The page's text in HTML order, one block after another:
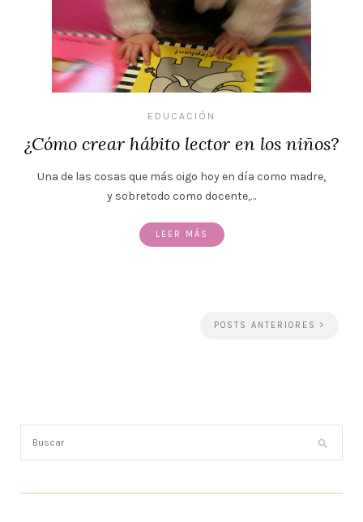
EDUCACIÓN
¿Cómo crear hábito lector en los niños?
Una de las cosas que más oigo hoy en día como madre,
y sobretodo como docente,…
LEER MÁS
POSTS ANTERIORES